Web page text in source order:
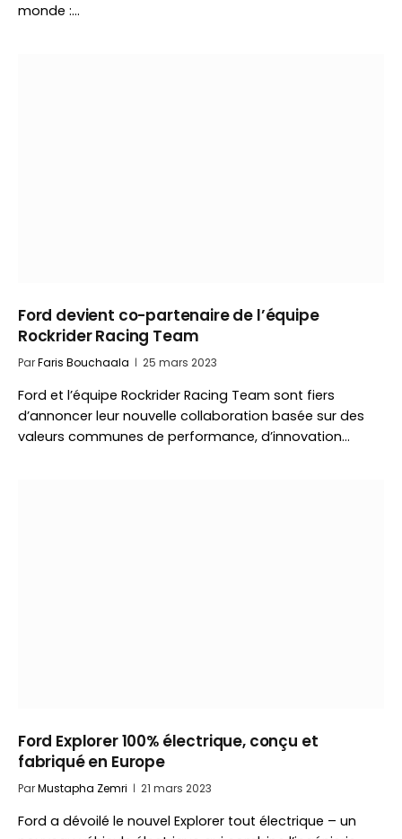
monde :…
Ford devient co-partenaire de l’équipe
Rockrider Racing Team
ParFaris Bouchaala 25 mars 2023
Ford et l’équipe Rockrider Racing Team sont fiers
d’annoncer leur nouvelle collaboration basée sur des
valeurs communes de performance, d’innovation…
Ford Explorer 100% électrique, conçu et
fabriqué en Europe
ParMustapha Zemri 21 mars 2023
Ford a dévoilé le nouvel Explorer tout électrique – un